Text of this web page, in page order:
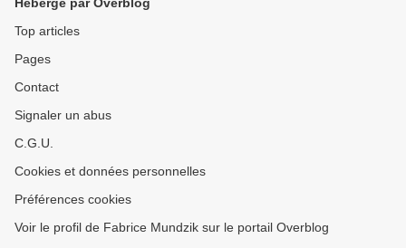
Top articles
Pages
Contact
Signaler un abus
C.G.U.
Cookies et données personnelles
Préférences cookies
Voir le profil de Fabrice Mundzik sur le portail Overblog